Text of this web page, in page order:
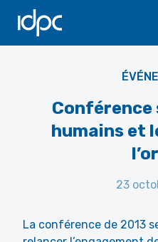
IDPC
humains et
23
La conférence de 2013